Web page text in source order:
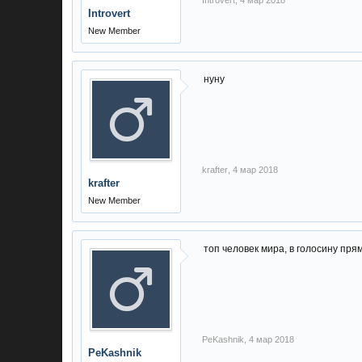
Introvert
New Member
krafter
New Member
нуну
krafter 4 мар 2018
PeKashnik
топ человек мира, в голосину
PeKashnik 4 мар 2018